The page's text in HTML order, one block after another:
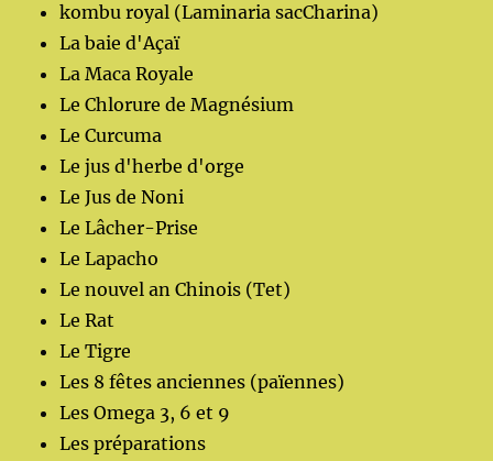
kombu royal (Laminaria sacCharina)
La baie d'Açaï
La Maca Royale
Le Chlorure de Magnésium
Le Curcuma
Le jus d'herbe d'orge
Le Jus de Noni
Le Lâcher-Prise
Le Lapacho
Le nouvel an Chinois (Tet)
Le Rat
Le Tigre
Les 8 fêtes anciennes (païennes)
Les Omega 3, 6 et 9
Les préparations